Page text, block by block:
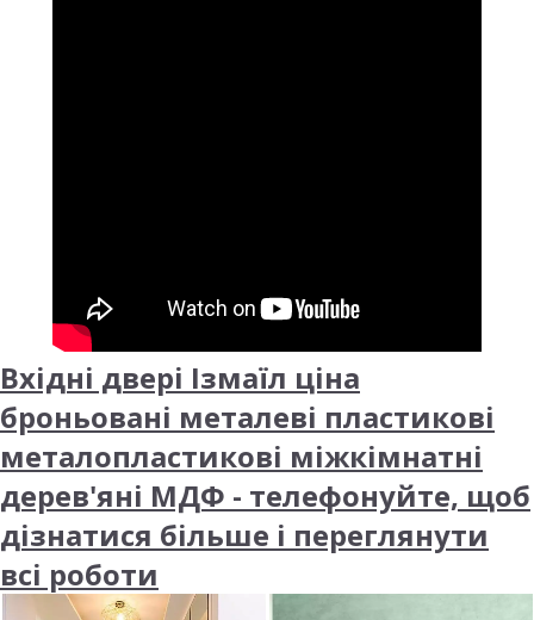
Вхідні двері Ізмаїл ціна
броньовані металеві пластикові
металопластикові міжкімнатні
дерев'яні МДФ - телефонуйте, щоб
дізнатися більше і переглянути
всі роботи